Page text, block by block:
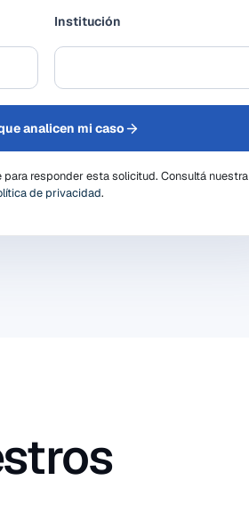
Institución
analicen mi caso
responder esta solicitud. Consultá nuestra
de privacidad.